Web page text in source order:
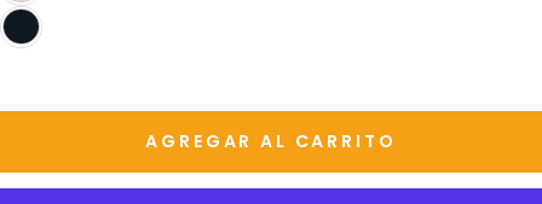
AGREGAR AL CARRITO